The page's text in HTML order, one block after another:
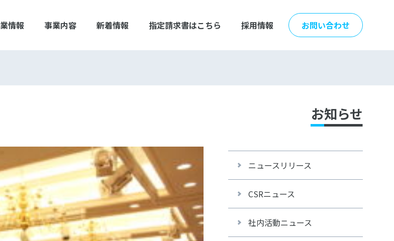
情報 事業内容 新着情報 指定請求書はこちら 採用情報 お問い合わせ
お知らせ
ニュースリリース
CSRニュース
社内活動ニュース